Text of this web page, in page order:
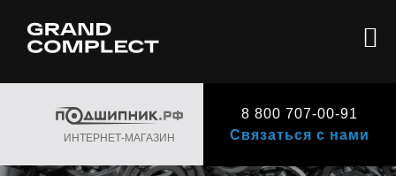
ИНТЕРНЕТ-МАГАЗИН
8 800 707-00-91
Связаться с нами